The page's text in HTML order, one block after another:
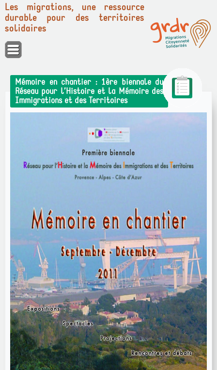
Panneau de gestion des cookies
Les migrations, une ressource
durable pour des territoires
solidaires
Mémoire en chantier : 1ère biennale du
Réseau pour l’Histoire et la Mémoire des
Immigrations et des Territoires